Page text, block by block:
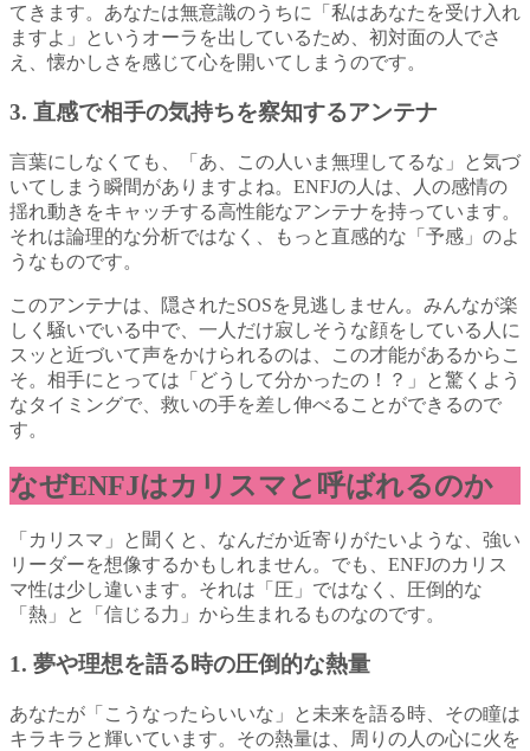
てきます。あなたは無意識のうちに「私はあなたを受け入れ
ますよ」というオーラを出しているため、初対面の人でさ
え、懐かしさを感じて心を開いてしまうのです。
3. 直感で相手の気持ちを察知するアンテナ
言葉にしなくても、「あ、この人いま無理してるな」と気づ
いてしまう瞬間がありますよね。ENFJの人は、人の感情の
揺れ動きをキャッチする高性能なアンテナを持っています。
それは論理的な分析ではなく、もっと直感的な「予感」のよ
うなものです。
このアンテナは、隠されたSOSを見逃しません。みんなが楽
しく騒いでいる中で、一人だけ寂しそうな顔をしている人に
スッと近づいて声をかけられるのは、この才能があるからこ
そ。相手にとっては「どうして分かったの！？」と驚くよう
なタイミングで、救いの手を差し伸べることができるので
す。
なぜENFJはカリスマと呼ばれるのか
「カリスマ」と聞くと、なんだか近寄りがたいような、強い
リーダーを想像するかもしれません。でも、ENFJのカリス
マ性は少し違います。それは「圧」ではなく、圧倒的な
「熱」と「信じる力」から生まれるものなのです。
1. 夢や理想を語る時の圧倒的な熱量
あなたが「こうなったらいいな」と未来を語る時、その瞳は
キラキラと輝いています。その熱量は、周りの人の心に火を